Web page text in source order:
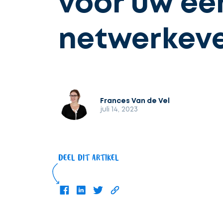
Frances Van de Vel
juli 14, 2023
DEEL DIT ARTIKEL